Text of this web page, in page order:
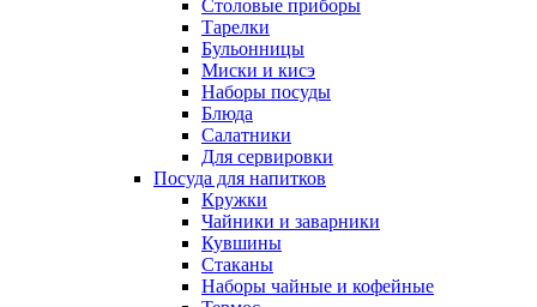
Столовые приборы
Тарелки
Бульонницы
Миски и кисэ
Наборы посуды
Блюда
Салатники
Для сервировки
Посуда для напитков
Кружки
Чайники и заварники
Кувшины
Стаканы
Наборы чайные и кофейные